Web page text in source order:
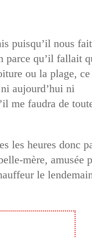
puisqu’il nous
parce qu’il fallait
ou la plage,
aujourd’hui ni
me faudra de
les heures donc
mère, amusée
le